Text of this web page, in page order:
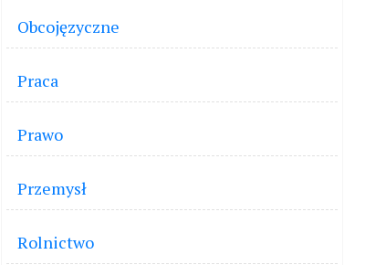
Obcojęzyczne
Praca
Prawo
Przemysł
Rolnictwo